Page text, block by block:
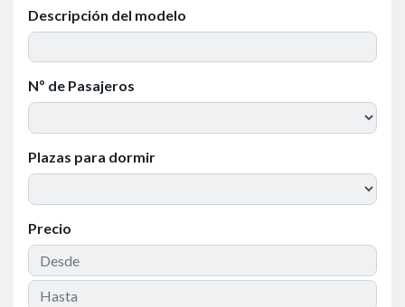
Descripción del modelo
Nº de Pasajeros
Plazas para dormir
Precio